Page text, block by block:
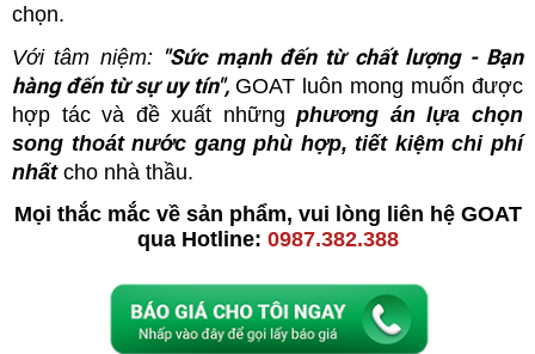
chọn.
Với tâm niệm: "Sức mạnh đến từ chất lượng - Bạn
hàng đến từ sự uy tín",GOAT luôn mong muốn được
hợp tác và đề xuất những phương ánlựa chọn
song thoát nước gang phù hợp, tiết kiệm chi phí
nhất cho nhà thầu.
Mọi thắc mắc về sản phẩm, vui lòng liên hệ GOAT
qua Hotline: 0987.382.388